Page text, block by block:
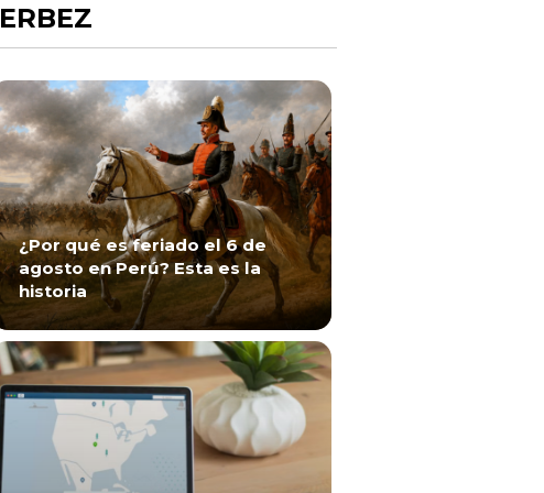
¿Por qué es feriado el 6 de
agosto en Perú? Esta es la
historia